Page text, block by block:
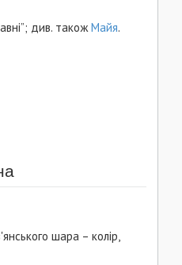
див. такожМайя.
шара – колір,